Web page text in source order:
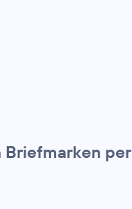
Briefmarken per